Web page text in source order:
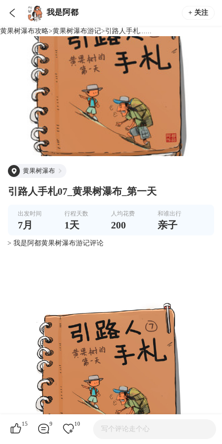
 我是阿都 + 关注
黄果树瀑布攻略>黄果树瀑布游记>引路人手札......
黄果树瀑布
引路人手札07_黄果树瀑布_第一天
出发时间
7月
行程天数
1天
人均花费
200
和谁出行
亲子
> 我是阿都黄果树瀑布游记评论
15 9 10
写个评论走个心